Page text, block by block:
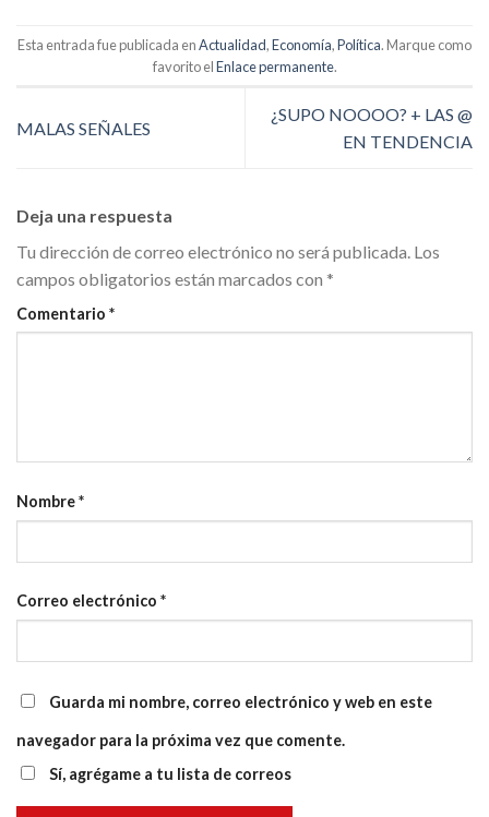
Esta entrada fue publicada enActualidad,Economía,Política. Marque como
favorito elEnlace permanente.
MALAS SEÑALES
¿SUPO NOOOO? + LAS @
EN TENDENCIA
Deja una respuesta
Tu dirección de correo electrónico no será publicada. Los
campos obligatorios están marcados con *
Comentario *
Nombre*
Correo electrónico *
Guarda mi nombre, correo electrónico y web en este
navegador para la próxima vez que comente.
Sí, agrégame a tu lista de correos